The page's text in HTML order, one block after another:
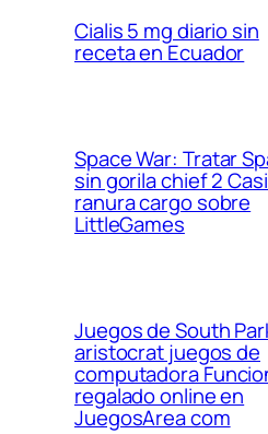
Cialis 5 mg diario sin
receta en Ecuador
Space War: Tratar
sin gorila chief 2
ranura cargo sobre
LittleGames
Juegos de South
aristocrat juegos de
computadora
regalado online en
JuegosArea com